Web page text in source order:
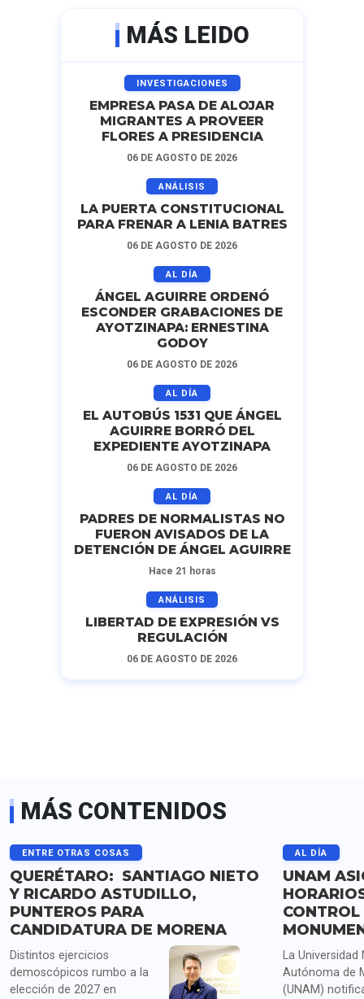
MÁS LEIDO
INVESTIGACIONES
EMPRESA PASA DE ALOJAR
MIGRANTES A PROVEER
FLORES A PRESIDENCIA
06 DE AGOSTO DE 2026
ANÁLISIS
LA PUERTA CONSTITUCIONAL
PARA FRENAR A LENIA BATRES
06 DE AGOSTO DE 2026
AL DÍA
ÁNGEL AGUIRRE ORDENÓ
ESCONDER GRABACIONES DE
AYOTZINAPA: ERNESTINA
GODOY
06 DE AGOSTO DE 2026
AL DÍA
EL AUTOBÚS 1531 QUE ÁNGEL
AGUIRRE BORRÓ DEL
EXPEDIENTE AYOTZINAPA
06 DE AGOSTO DE 2026
AL DÍA
PADRES DE NORMALISTAS NO
FUERON AVISADOS DE LA
DETENCIÓN DE ÁNGEL AGUIRRE
Hace 21 horas
ANÁLISIS
LIBERTAD DE EXPRESIÓN VS
REGULACIÓN
06 DE AGOSTO DE 2026
MÁS CONTENIDOS
ENTRE OTRAS COSAS
QUERÉTARO: SANTIAGO NIETO
Y RICARDO ASTUDILLO,
PUNTEROS PARA
CANDIDATURA DE MORENA
Distintos ejercicios
demoscópicos rumbo a la
elección de 2027 en
AL DÍA
UNAM
La Universidad
Autónoma de
(UNAM)